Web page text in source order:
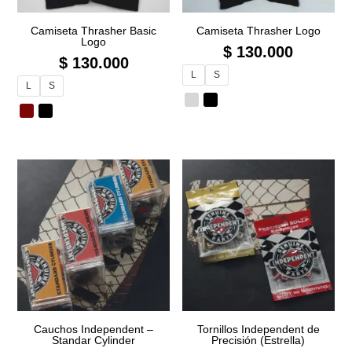
Camiseta Thrasher Basic
Logo
$130.000
L S
Camiseta Thrasher Logo
$ 130.000
L S
Cauchos Independent –
Standar Cylinder
Tornillos Independent de
Precisión (Estrella)